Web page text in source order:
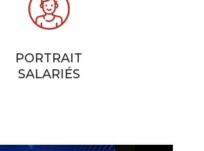
PORTRAIT
SALARIÉS